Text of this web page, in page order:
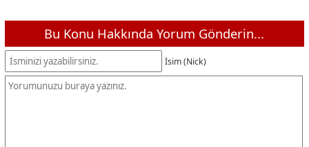
Bu Konu Hakkında Yorum Gönderin...
İsim (Nick)